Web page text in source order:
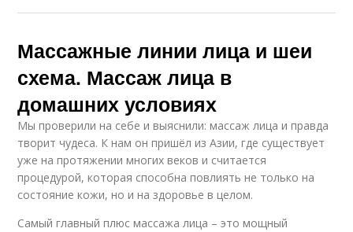
Массажные линии лица и шеи
схема. Массаж лица в
домашних условиях
Мы проверили на себе и выяснили: массаж лица и правда
творит чудеса. К нам он пришёл из Азии, где существует
уже на протяжении многих веков и считается
процедурой, которая способна повлиять не только на
состояние кожи, но и на здоровье в целом.
Самый главный плюс массажа лица – это мощный